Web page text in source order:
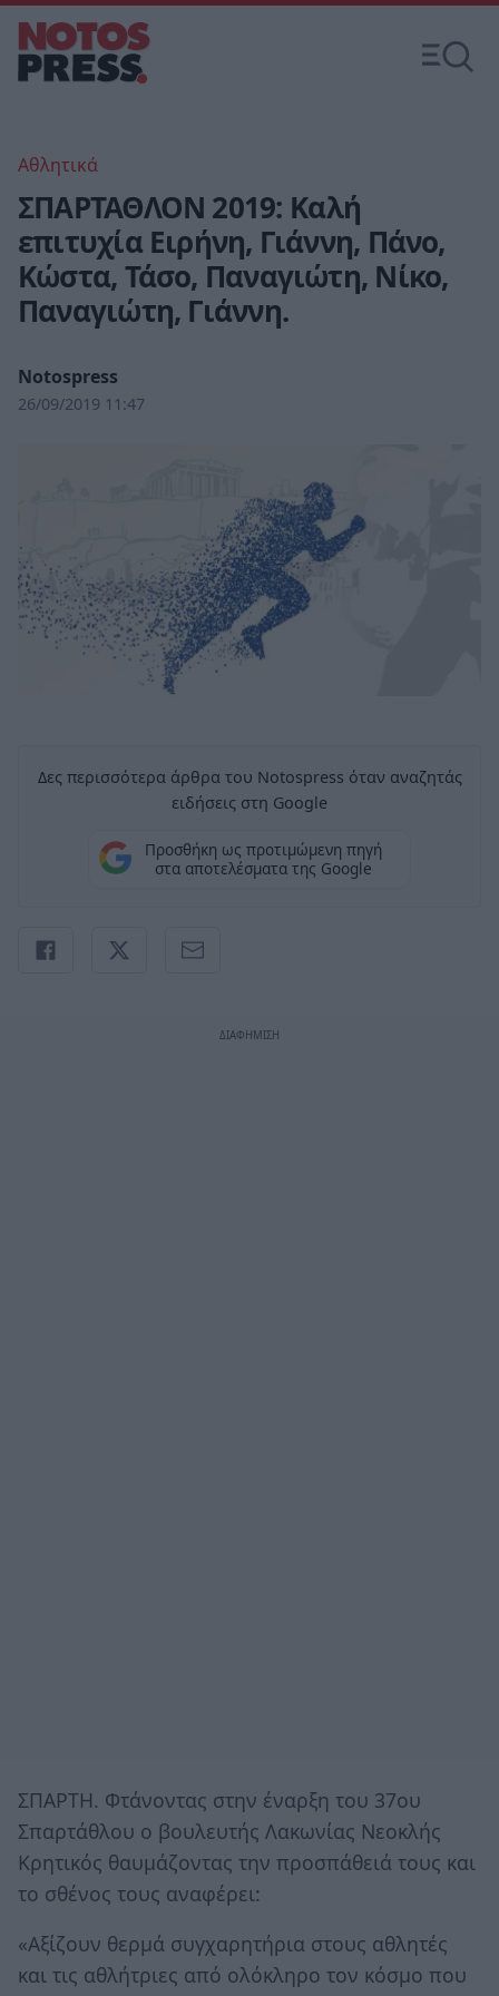
Αθλητικά
ΣΠΑΡΤΑΘΛΟΝ 2019: Καλή
επιτυχία Ειρήνη, Γιάννη, Πάνο,
Κώστα, Τάσο, Παναγιώτη, Νίκο,
Παναγιώτη, Γιάννη.
Notospress
26/09/2019 11:47
Δες περισσότερα άρθρα του Notospress όταν αναζητάς
ειδήσεις στη Google
Προσθήκη ως προτιμώμενη πηγή
στα αποτελέσματα της Google
ΣΠΑΡΤΗ. Φτάνοντας στην έναρξη του 37ου
Σπαρτάθλου ο βουλευτής Λακωνίας Νεοκλής
Κρητικός θαυμάζοντας την προσπάθειά τους και
το σθένος τους αναφέρει:
«Αξίζουν θερμά συγχαρητήρια στους αθλητές
και τις αθλήτριες από ολόκληρο τον κόσμο που